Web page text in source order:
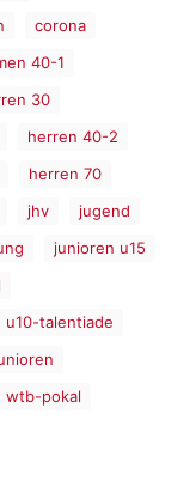
corona
40-1
30
herren 40-2
herren 70
jhv
jugend
junioren u15
u10-talentiade
wtb-pokal